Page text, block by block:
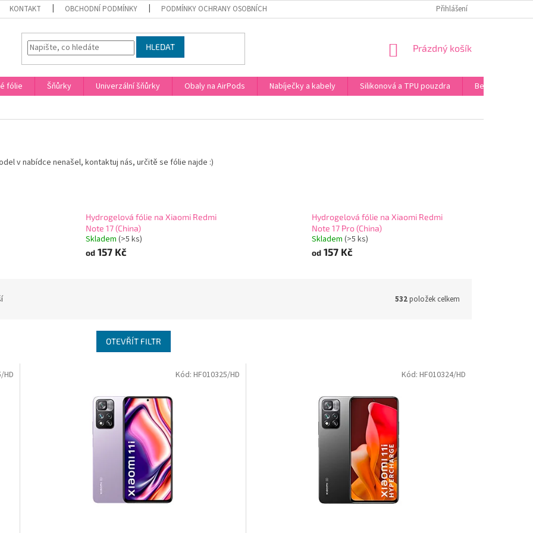
KONTAKT OBCHODNÍ PODMÍNKY PODMÍNKY OCHRANY OSOBNÍCH ÚDAJŮ Přihlášení
HLEDAT
NÁKUPNÍ
Prázdný košík
fólie Šňůrky Univerzální šňůrky Obaly na AirPods Nabíječky a kabely Silikonová a TPU pouzdra
Bezdrátová
v nabídce nenašel, kontaktuj nás, určitě se fólie najde :)
Hydrogelová fólie na Xiaomi Redmi
Note 17 (China)
Skladem(>5 ks)
od 157 Kč
Hydrogelová fólie na Xiaomi Redmi
Note 17 Pro (China)
Skladem (>5 ks)
od157 Kč
532položek celkem
OTEVŘÍT FILTR
HD Kód: HF010325/HD Kód: HF010324/HD